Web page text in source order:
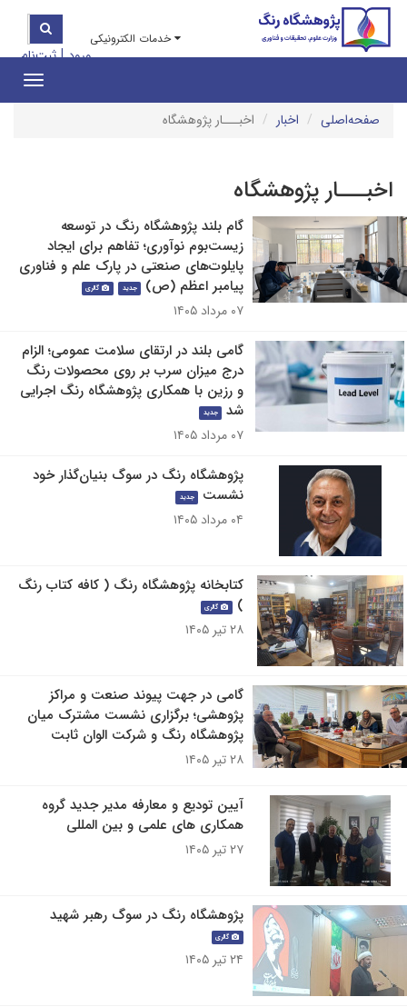
خدمات الکترونیکی
ورود|ثبت‌نام
صفحه‌اصلی
اخبار اخبـــار پژوهشگاه
اخبـــار پژوهشگاه
گام بلند پژوهشگاه رنگ در توسعه
زیست‌بوم نوآوری؛ تفاهم برای ایجاد
پایلوت‌های صنعتی در پارک علم و فناوری
پیامبر اعظم (ص)
جدید گالری
۰۷ مرداد ۱۴۰۵
گامی بلند در ارتقای سلامت عمومی؛ الزام
درج میزان سرب بر روی محصولات رنگ
و رزین با همکاری پژوهشگاه رنگ اجرایی
شد
جدید
۰۷ مرداد ۱۴۰۵
پژوهشگاه رنگ در سوگ بنیان‌گذار خود
نشست
جدید
۰۴ مرداد ۱۴۰۵
کتابخانه پژوهشگاه رنگ ( کافه کتاب رنگ
)
گالری
۲۸ تیر ۱۴۰۵
گامی در جهت پیوند صنعت و مراکز
پژوهشی؛ برگزاری نشست مشترک میان
پژوهشگاه رنگ و شرکت الوان ثابت
۲۸ تیر ۱۴۰۵
آیین تودیع و معارفه مدیر جدید گروه
همکاری های علمی و بین المللی
۲۷ تیر ۱۴۰۵
پژوهشگاه رنگ در سوگ رهبر شهید
گالری
۲۴ تیر ۱۴۰۵